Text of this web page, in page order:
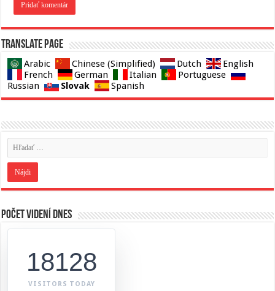
Translate page
Arabic Chinese (Simplified) Dutch
English
French
German Italian
Portuguese
Russian
Slovak Spanish
Počet videní dnes
18128
VISITORS TODAY